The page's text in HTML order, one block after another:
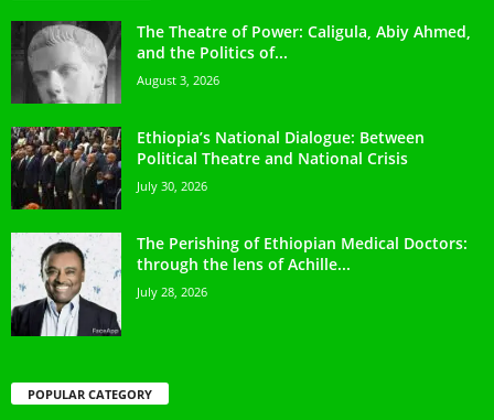
The Theatre of Power: Caligula, Abiy Ahmed,
and the Politics of...
August 3, 2026
Ethiopia’s National Dialogue: Between
Political Theatre and National Crisis
July 30, 2026
The Perishing of Ethiopian Medical Doctors:
through the lens of Achille...
July 28, 2026
POPULAR CATEGORY